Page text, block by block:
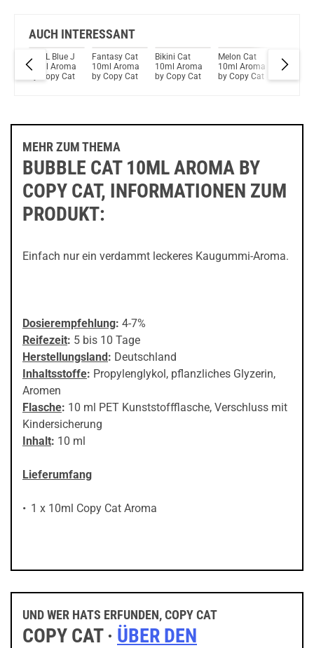
ReddishTea - CloudJunkie Aroma Longfill 10ml
Du willst Kröten sparen?
Schau mal hier!
Vaptio Pado Pod System Kit Blau
AUCH INTERESSANT
DJ LL Blue J
10ml Aroma
by Copy Cat
Fantasy Cat
10ml Aroma
by Copy Cat
Bikini Cat
10ml Aroma
by Copy Cat
Melon Cat
10ml Aroma
by Copy Cat
Zigarre
Hvanna
MEHR ZUM THEMA
BUBBLE CAT 10ML AROMA BY
COPY CAT, INFORMATIONEN ZUM
PRODUKT:
Einfach nur ein verdammt leckeres Kaugummi-Aroma.
Dosierempfehlung: 4-7%
Reifezeit: 5 bis 10 Tage
Herstellungsland: Deutschland
Inhaltsstoffe: Propylenglykol, pflanzliches Glyzerin,
Aromen
Flasche: 10 ml PET Kunststoffflasche, Verschluss mit
Kindersicherung
Inhalt: 10 ml
Lieferumfang
1 x 10ml Copy Cat Aroma
UND WER HATS ERFUNDEN, COPY CAT
COPY CAT · ÜBER DEN